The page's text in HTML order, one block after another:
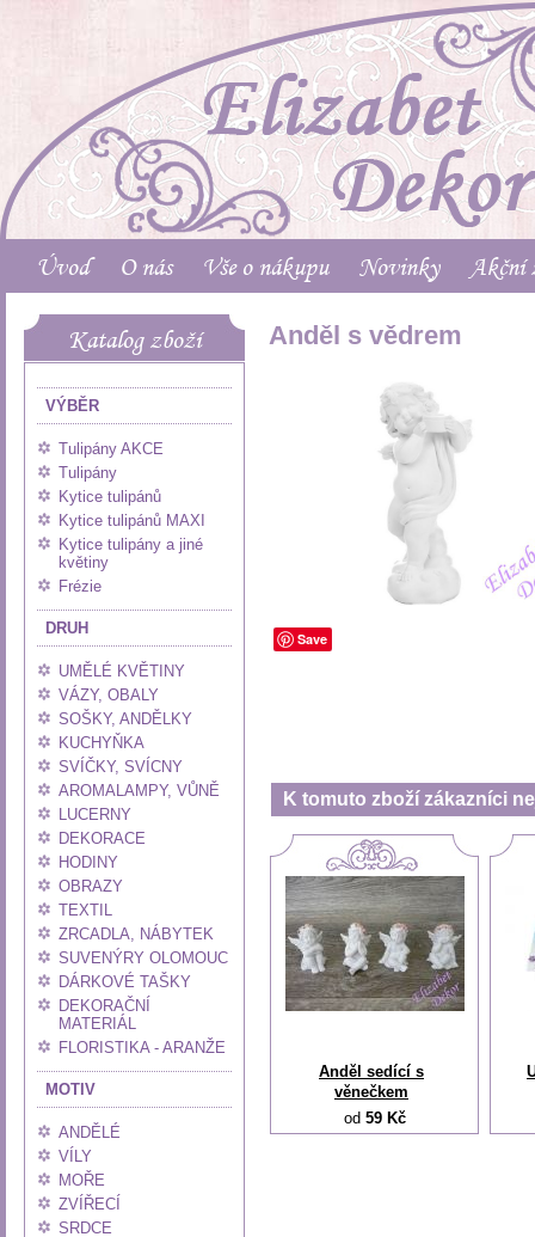
Úvod O nás Vše o nákupu Novinky Akční
Katalog zboží
VÝBĚR
Tulipány AKCE
Tulipány
Kytice tulipánů
Kytice tulipánů MAXI
Kytice tulipány a jiné
květiny
Frézie
DRUH
UMĚLÉ KVĚTINY
VÁZY, OBALY
SOŠKY, ANDĚLKY
KUCHYŇKA
SVÍČKY, SVÍCNY
AROMALAMPY, VŮNĚ
LUCERNY
DEKORACE
HODINY
OBRAZY
TEXTIL
ZRCADLA, NÁBYTEK
SUVENÝRY OLOMOUC
DÁRKOVÉ TAŠKY
DEKORAČNÍ
MATERIÁL
FLORISTIKA - ARANŽE
MOTIV
ANDĚLÉ
VÍLY
MOŘE
ZVÍŘECÍ
SRDCE
Anděl s vědrem
Save
K tomuto zboží zákazníci
Anděl sedící s
věnečkem
od 59 Kč